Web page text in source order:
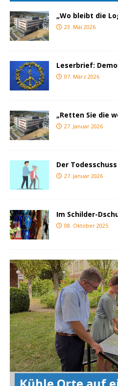
„Wo bleibt die
23. Mai 2026
Leserbrief:
07. März 2026
„Retten Sie die
27. Januar 2026
Der
27. Januar 2026
Im Schilder-
08. Oktober 2025